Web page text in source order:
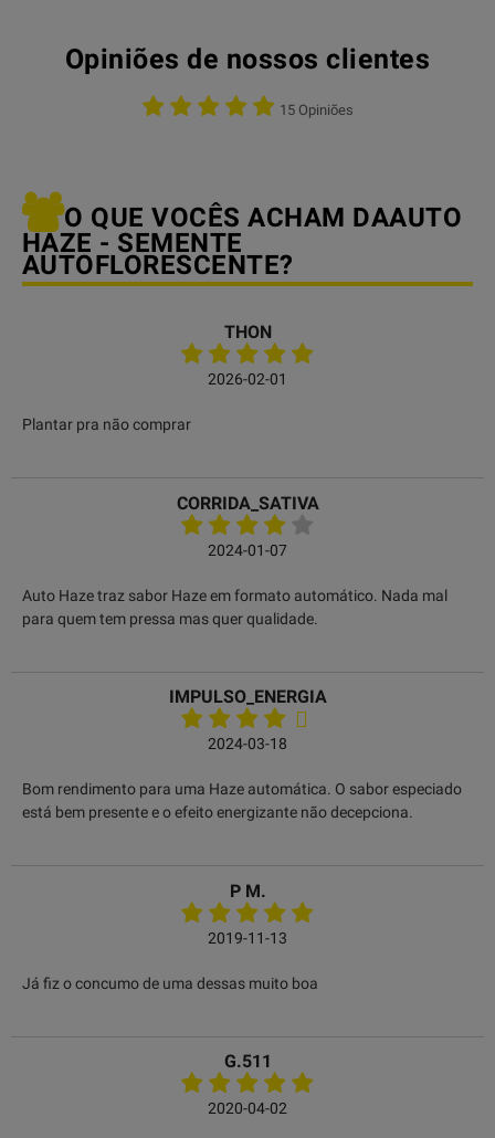
Opiniões de nossos clientes
15 Opiniões
O QUE VOCÊS ACHAM DAAUTO
HAZE - SEMENTE
AUTOFLORESCENTE?
THON
2026-02-01
Plantar pra não comprar
CORRIDA_SATIVA
2024-01-07
Auto Haze traz sabor Haze em formato automático. Nada mal
para quem tem pressa mas quer qualidade.
IMPULSO_ENERGIA
2024-03-18
Bom rendimento para uma Haze automática. O sabor especiado
está bem presente e o efeito energizante não decepciona.
P M.
2019-11-13
Já fiz o concumo de uma dessas muito boa
G.511
2020-04-02